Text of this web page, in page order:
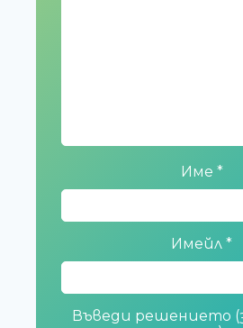
Име *
Имейл *
Въведи решението